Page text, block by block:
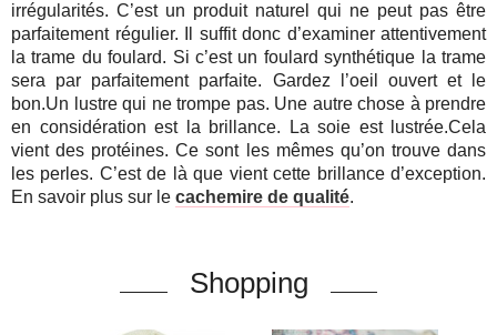
irrégularités. C’est un produit naturel qui ne peut pas être
parfaitement régulier. Il suffit donc d’examiner attentivement
la trame du foulard. Si c’est un foulard synthétique la trame
sera par parfaitement parfaite. Gardez l’oeil ouvert et le
bon.Un lustre qui ne trompe pas. Une autre chose à prendre
en considération est la brillance. La soie est lustrée.Cela
vient des protéines. Ce sont les mêmes qu’on trouve dans
les perles. C’est de là que vient cette brillance d’exception.
En savoir plus sur le cachemire de qualité.
Shopping